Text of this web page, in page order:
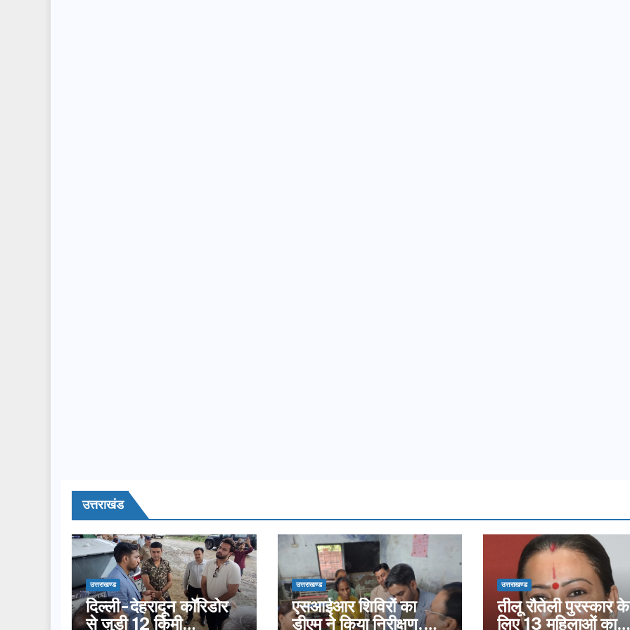
उत्तराखंड
उत्तराखण्ड
दिल्ली-देहरादून कॉरिडोर
से जुड़ी 12 किमी
उत्तराखण्ड
एसआईआर शिविरों का
डीएम ने किया निरीक्षण,
उत्तराखण्ड
तीलू रौतेली पुरस्कार के
लिए 13 महिलाओं का